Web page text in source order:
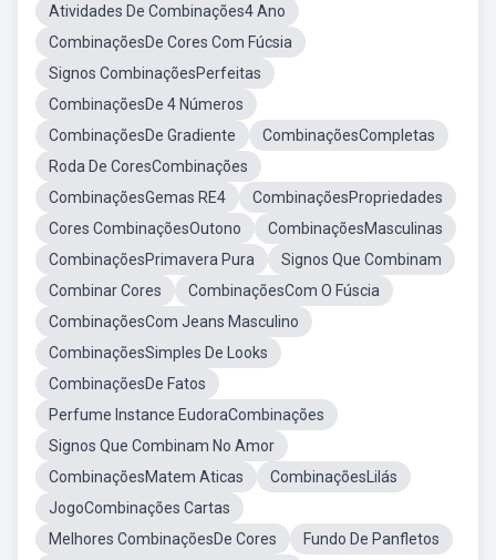
Atividades De Combinações4 Ano
CombinaçõesDe Cores Com Fúcsia
Signos CombinaçõesPerfeitas
CombinaçõesDe 4 Números
CombinaçõesDe Gradiente
CombinaçõesCompletas
Roda De CoresCombinações
CombinaçõesGemas RE4
CombinaçõesPropriedades
Cores CombinaçõesOutono
CombinaçõesMasculinas
CombinaçõesPrimavera Pura
Signos Que Combinam
Combinar Cores
CombinaçõesCom O Fúscia
CombinaçõesCom Jeans Masculino
CombinaçõesSimples De Looks
CombinaçõesDe Fatos
Perfume Instance EudoraCombinações
Signos Que Combinam No Amor
CombinaçõesMatem Aticas
CombinaçõesLilás
JogoCombinações Cartas
Melhores CombinaçõesDe Cores
Fundo De Panfletos